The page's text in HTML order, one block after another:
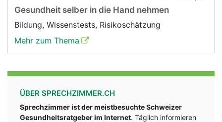
Gesundheit selber in die Hand nehmen
Bildung, Wissenstests, Risikoschätzung
Mehr zum Thema
ÜBER SPRECHZIMMER.CH
Sprechzimmer ist der meistbesuchte Schweizer
Gesundheitsratgeber im Internet. Täglich informieren